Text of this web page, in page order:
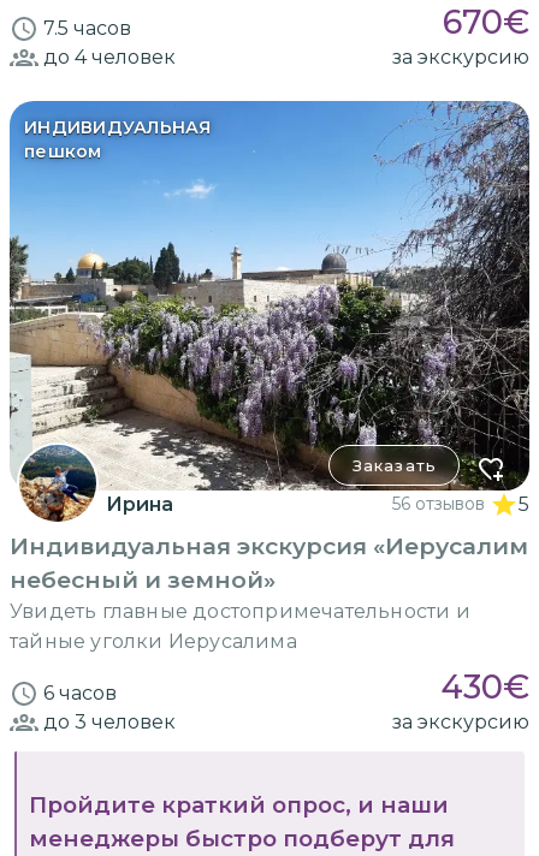
7.5 часов 670€
до 4человек за экскурсию
ИНДИВИДУАЛЬНАЯ
пешком
Заказать
Ирина 56 отзывов 5
Индивидуальная экскурсия «Иерусалим
небесный и земной»
Увидеть главные достопримечательности и
тайные уголки Иерусалима
6 часов 430€
до 3 человек за экскурсию
Пройдите краткий опрос, и наши
менеджеры быстро подберут для